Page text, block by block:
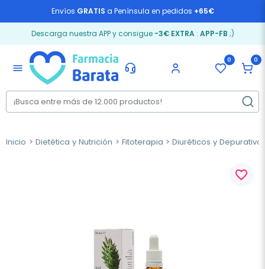
Envíos GRATIS a Península en pedidos +65€
Descarga nuestra APP y consigue -3€ EXTRA: APP-FB ;)
menu
0 0
Inicio Dietética y Nutrición Fitoterapia Diuréticos y
favorite_border